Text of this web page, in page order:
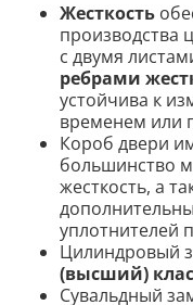
Жесткость
производства
с двумя
ребрами
устойчива к
временем или
Короб двери
большинство
жесткость, а
уплотнителей
Цилиндровый
(высший)
Сувальдный